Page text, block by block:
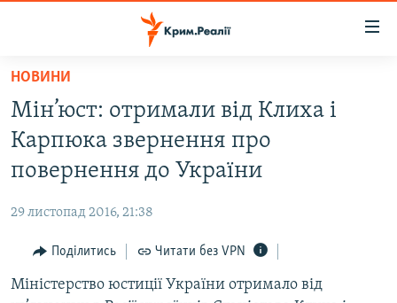
Перейти
основного
матеріалу
Перейти
до
основної
Перейти
пошуку
НОВИНИ
ВІДЕО ТА ФОТО
БЛОГИ
ПОГЛЯД
ІНТЕРВ'Ю
НОВИНИ
Мін’юст: отримали від Клиха і
Карпюка звернення про
повернення до України
29 листопад 2016, 21:38
Поділитись Читати без VPN
Міністерство юстиції України отримало від